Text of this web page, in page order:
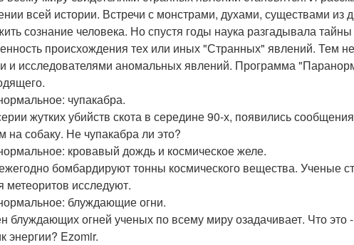
всей истории. Встречи с монстрами, духами, существами
сознание человека. Но спустя годы наука разгадывала
происхождения тех или иных "Странных" явлений. Тем
и исследователями аномальных явлений. Программа
чупакабра.
жутких убийств скота в середине 90-х, появились
на собаку. Не чупакабра ли это?
кровавый дождь и космическое желе.
бомбардируют тонны космического вещества. Ученые
метеоритов исследуют.
блуждающие огни.
блуждающих огней ученых по всему миру озадачивает. Что это
энергии? Ezomir.